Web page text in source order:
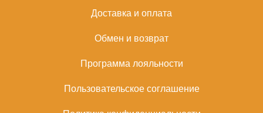
Доставка и оплата
Обмен и возврат
Программа лояльности
Пользовательское соглашение